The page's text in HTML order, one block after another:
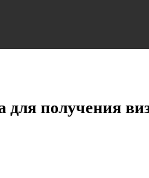
для получения